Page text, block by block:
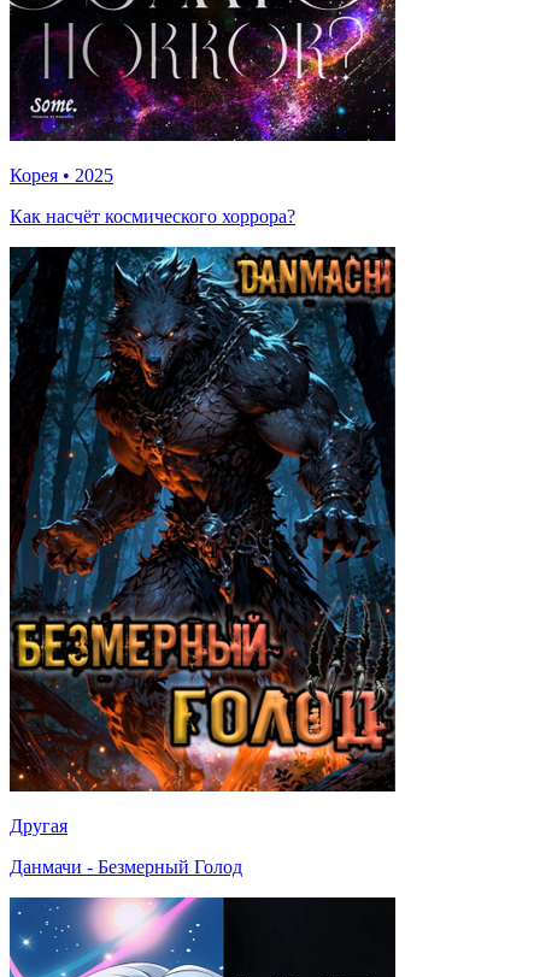
Корея • 2025
Как насчёт космического хоррора?
Другая
Данмачи - Безмерный Голод